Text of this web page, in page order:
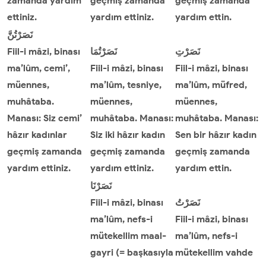
ettiniz.
yardım ettiniz.
yardım ettin.
نَصَرْتُنَّ
Fiil-i mâzi, binası
ma’lûm, cemi’,
müennes,
muhâtaba.
Manası: Siz cemi’
hâzır kadınlar
geçmiş zamanda
yardım ettiniz.
نَصَرْتُمَا
Fiil-i mâzi, binası
ma’lûm, tesniye,
müennes,
muhâtaba. Manası:
Siz iki hâzır kadın
geçmiş zamanda
yardım ettiniz.
نَصَرْتِ
Fiil-i mâzi, binası
ma’lûm, müfred,
müennes,
muhâtaba. Manası:
Sen bir hâzır kadın
geçmiş zamanda
yardım ettin.
نَصَرْنَا
Fiil-i mâzi, binası
ma’lûm, nefs-i
mütekellim maal-
gayri (= başkasıyla
نَصَرْتُ
Fiil-i mâzi, binası
ma’lûm, nefs-i
mütekellim vahde